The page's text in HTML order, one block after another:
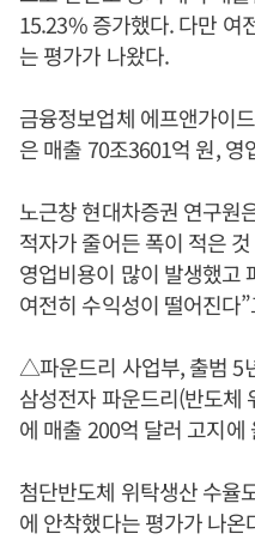
15.23% 증가했다. 다만 여
는 평가가 나왔다.
금융정보업체 에프앤가이
은 매출 70조3601억 원,
노근창 현대차증권 연구원
적자가 줄어든 폭이 적은
영업비용이 많이 발생했고
여전히 수익성이 떨어진다
△파운드리 사업부, 출범 5
삼성전자 파운드리(반도체
에 매출 200억 달러 고지에
첨단반도체 위탁생산 수율
에 안착했다는 평가가 나온